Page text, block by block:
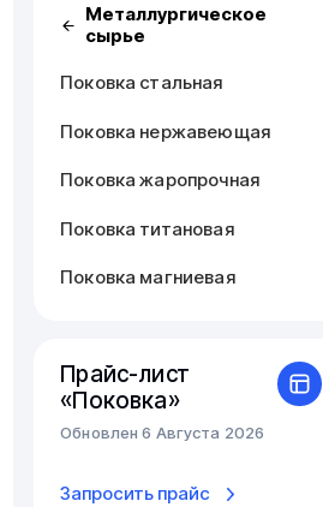
Металлургическое
сырье
Поковка стальная
Поковка нержавеющая
Поковка жаропрочная
Поковка титановая
Поковка магниевая
Прайс-лист
«Поковка»
Обновлен 6 Августа 2026
Запросить прайс